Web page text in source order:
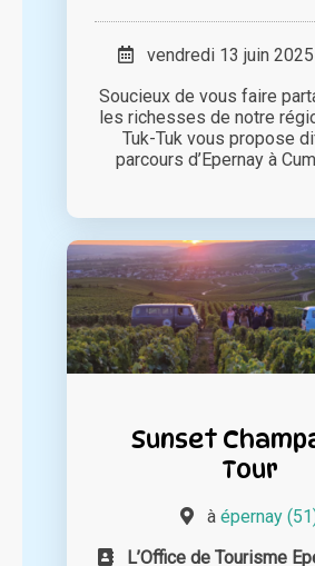
vendredi 13 juin
Soucieux de vous faire
les richesses de notre
Tuk-Tuk vous propose
parcours d’Epernay à
Sunset
Tour
à épernay
L’Office de Tourisme